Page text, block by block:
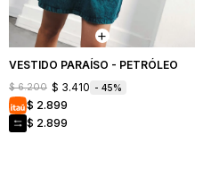
VESTIDO PARAÍSO - PETRÓLEO
$ 6.200 $ 3.410 45
$ 2.899
$ 2.899